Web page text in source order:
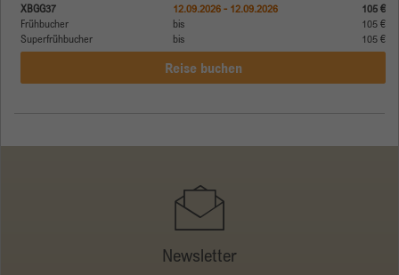
XBGG37
Frühbucher
Superfrühbucher
12.09.2026 - 12.09.2026
bis
bis
105 €
105 €
105 €
Reise buchen
Newsletter